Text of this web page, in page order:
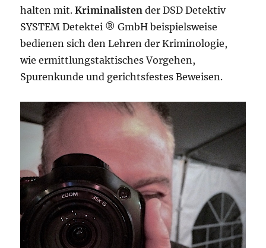
halten mit.Kriminalisten der DSD Detektiv
SYSTEM Detektei ® GmbH beispielsweise
bedienen sich den Lehren der Kriminologie,
wie ermittlungstaktisches Vorgehen,
Spurenkunde und gerichtsfestes Beweisen.